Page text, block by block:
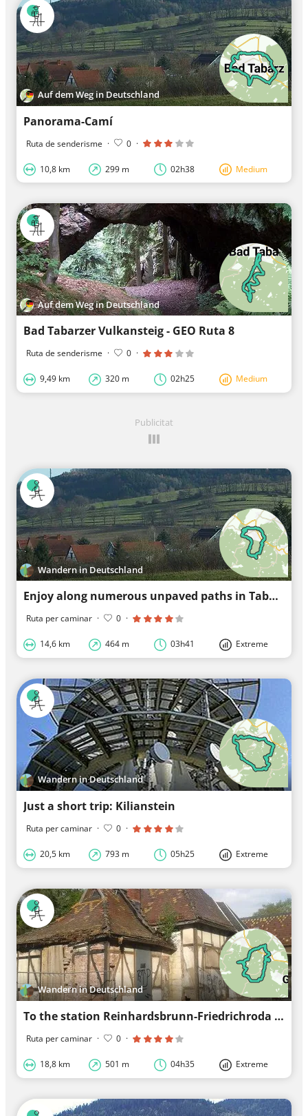
Auf dem Weg in Deutschland
Panorama-Camí
Ruta de senderisme · 0 ·
10,8 km 299 m 02h38 Medium
Auf dem Weg in Deutschland
Bad Tabarzer Vulkansteig - GEO Ruta 8
Ruta de senderisme · 0 ·
9,49 km 320 m 02h25 Medium
Publicitat
Wandern in Deutschland
Enjoy along numerous unpaved paths in Tabarz/Thuringian Forest
Ruta per caminar · 0 ·
14,6 km 464 m 03h41 Extreme
Wandern in Deutschland
Just a short trip: Kilianstein
Ruta per caminar · 0 ·
20,5 km 793 m 05h25 Extreme
Wandern in Deutschland
To the station Reinhardsbrunn-Friedrichroda station
Ruta per caminar · 0 ·
18,8 km 501 m 04h35 Extreme